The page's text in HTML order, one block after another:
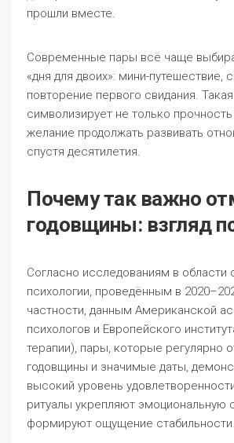
прошли вместе.
Современные пары всё чаще
«дня для двоих»: мини-путешествие,
повторение первого свидания.
символизирует не только
желание продолжать развивать
спустя десятилетия.
Почему так важно
годовщины: взгляд
Согласно исследованиям в области
психологии, проведённым в
частности, данным Американской
психологов и Европейского
терапии), пары, которые регулярно
годовщины и значимые даты,
высокий уровень
ритуалы укрепляют эмоциональную
формируют ощущение стабильности.